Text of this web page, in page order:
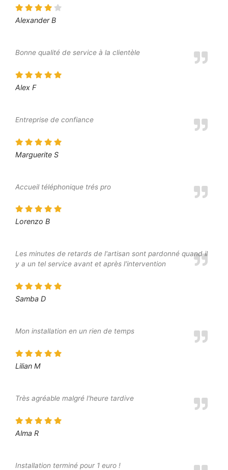
Alexander B
Bonne qualité de service à la clientèle
Alex F
Entreprise de confiance
Marguerite S
Accueil téléphonique trés pro
Lorenzo B
Les minutes de retards de l'artisan sont pardonné quand il
y a un tel service avant et après l'intervention
Samba D
Mon installation en un rien de temps
Lilian M
Très agréable malgré l'heure tardive
Alma R
Installation terminé pour 1 euro !